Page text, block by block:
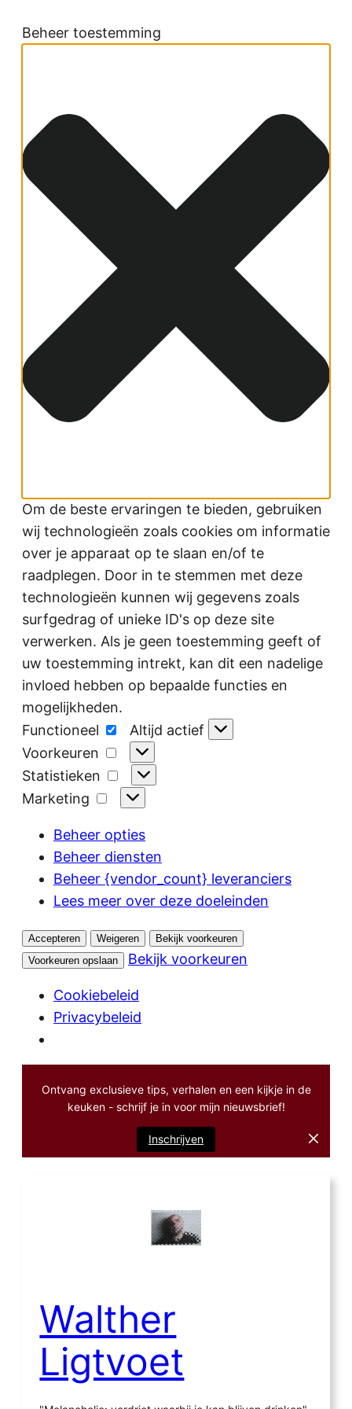
Beheer toestemming
Om de beste ervaringen te bieden, gebruiken
wij technologieën zoals cookies om informatie
over je apparaat op te slaan en/of te
raadplegen. Door in te stemmen met deze
technologieën kunnen wij gegevens zoals
surfgedrag of unieke ID's op deze site
verwerken. Als je geen toestemming geeft of
uw toestemming intrekt, kan dit een nadelige
invloed hebben op bepaalde functies en
mogelijkheden.
Functioneel
Functioneel
Altijd actief
Voorkeuren
Voorkeuren
Statistieken
Statistieken
Marketing
Marketing
Beheer opties
Beheer diensten
Beheer {vendor_count} leveranciers
Lees meer over deze doeleinden
Accepteren Weigeren
Bekijk voorkeuren
Voorkeuren opslaan
Bekijk voorkeuren
Cookiebeleid
Privacybeleid
Ontvang exclusieve tips, verhalen en een kijkje in de
keuken - schrijf je in voor mijn nieuwsbrief!
Inschrijven
Walther
Ligtvoet